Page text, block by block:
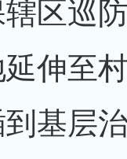
区巡
伸至
基层